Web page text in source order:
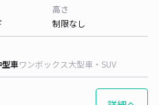
高さ
制限なし
型車ワンボックス大型車・SUV